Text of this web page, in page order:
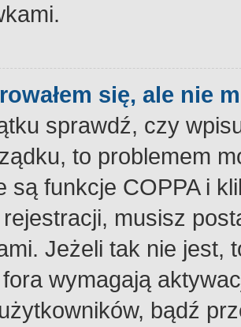
się, ale nie
sprawdź, czy
to problemem
są funkcje COPPA i
musisz
Jeżeli tak nie jest,
wymagają
bądź